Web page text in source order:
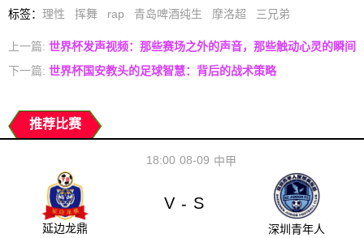
标签： 理性 挥舞 rap 青岛啤酒纯生 摩洛超 三兄弟
上一篇: 世界杯发声视频：那些赛场之外的声音，那些触动心灵的瞬间
下一篇: 世界杯国安教头的足球智慧：背后的战术策略
推荐比赛
08-09
18:00 中甲
延边龙鼎
V - S
深圳青年人